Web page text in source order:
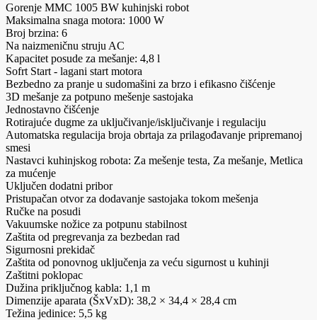
Gorenje MMC 1005 BW kuhinjski robot
Maksimalna snaga motora: 1000 W
Broj brzina: 6
Na naizmeničnu struju AC
Kapacitet posude za mešanje: 4,8 l
Sofrt Start - lagani start motora
Bezbedno za pranje u sudomašini za brzo i efikasno čišćenje
3D mešanje za potpuno mešenje sastojaka
Jednostavno čišćenje
Rotirajuće dugme za uključivanje/isključivanje i regulaciju
Automatska regulacija broja obrtaja za prilagođavanje pripremanoj
smesi
Nastavci kuhinjskog robota: Za mešenje testa, Za mešanje, Metlica
za mućenje
Uključen dodatni pribor
Pristupačan otvor za dodavanje sastojaka tokom mešenja
Ručke na posudi
Vakuumske nožice za potpunu stabilnost
Zaštita od pregrevanja za bezbedan rad
Sigurnosni prekidač
Zaštita od ponovnog uključenja za veću sigurnost u kuhinji
Zaštitni poklopac
Dužina priključnog kabla: 1,1 m
Dimenzije aparata (ŠxVxD): 38,2 × 34,4 × 28,4 cm
Težina jedinice: 5,5 kg